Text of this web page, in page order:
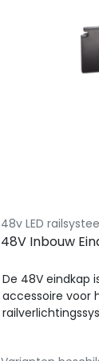
48v LED
48V Inbouw
De 48V eindkap
accessoire voor